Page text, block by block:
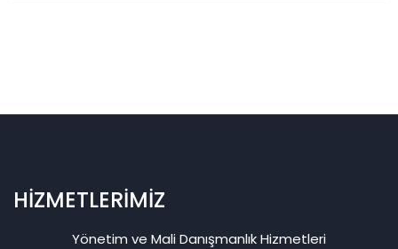
HİZMETLERİMİZ
Yönetim ve Mali Danışmanlık Hizmetleri